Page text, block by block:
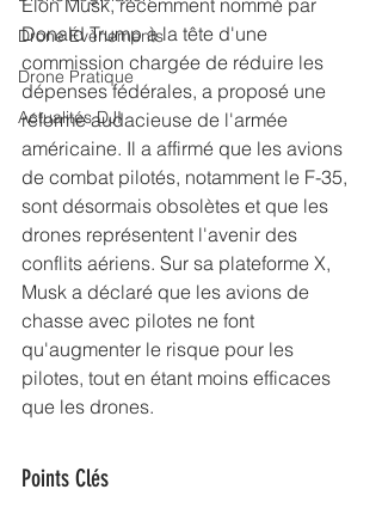
Drone Évènements
Drone Pratique
Actualités DJI
Elon Musk, récemment nommé par
Donald Trump à la tête d'une
commission chargée de réduire les
dépenses fédérales, a proposé une
réforme audacieuse de l'armée
américaine. Il a affirmé que les avions
de combat pilotés, notamment le F-35,
sont désormais obsolètes et que les
drones représentent l'avenir des
conflits aériens. Sur sa plateforme X,
Musk a déclaré que les avions de
chasse avec pilotes ne font
qu'augmenter le risque pour les
pilotes, tout en étant moins efficaces
que les drones.
Points Clés